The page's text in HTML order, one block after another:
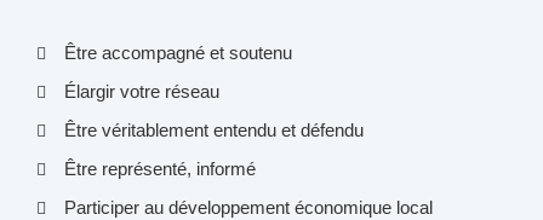
Être accompagné et soutenu​
Élargir votre réseau​
Être véritablement entendu et défendu​
Être représenté, informé​
Participer au développement économique local​